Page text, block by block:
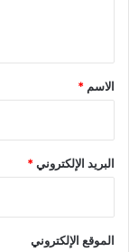
*
الاسم *
البريد الإلكتروني*
الموقع الإلكتروني